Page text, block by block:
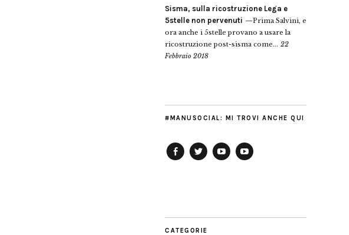
Sisma, sulla ricostruzione Lega e
5stelle non pervenuti
Prima Salvini, e
ora anche i 5stelle provano a usare la
ricostruzione post-sisma come... 22
Febbraio 2018
#MANUSOCIAL: MI TROVI ANCHE QUI
CATEGORIE